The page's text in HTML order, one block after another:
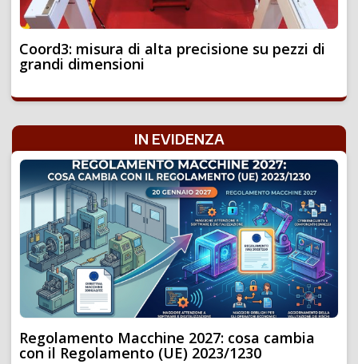
Coord3: misura di alta precisione su pezzi di
grandi dimensioni
IN EVIDENZA
Regolamento Macchine 2027: cosa cambia
con il Regolamento (UE) 2023/1230